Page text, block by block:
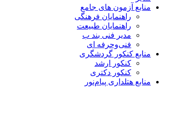
منابع آزمون های جامع
راهنمایان فرهنگی
راهنمایان طبیعت
مدیر فنی بند ب
فنی‌وحرفه‌ ای
منابع کنکور گردشگری
کنکور ارشد
کنکور دکتری
منابع هتلداری پیام‌نور